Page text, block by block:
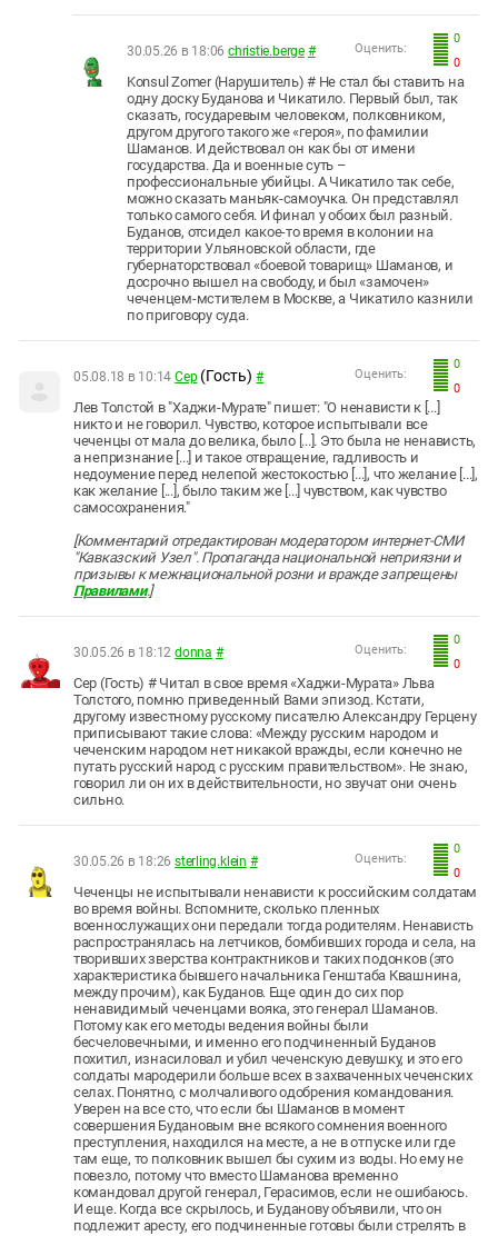
0
0
Оценить:
30.05.26 в 18:06 christie.berge #
Konsul Zomer (Нарушитель) # Не стал бы ставить на
одну доску Буданова и Чикатило. Первый был, так
сказать, государевым человеком, полковником,
другом другого такого же «героя», по фамилии
Шаманов. И действовал он как бы от имени
государства. Да и военные суть –
профессиональные убийцы. А Чикатило так себе,
можно сказать маньяк-самоучка. Он представлял
только самого себя. И финал у обоих был разный.
Буданов, отсидел какое-то время в колонии на
территории Ульяновской области, где
губернаторствовал «боевой товарищ» Шаманов, и
досрочно вышел на свободу, и был «замочен»
чеченцем-мстителем в Москве, а Чикатило казнили
по приговору суда.
0
0
Оценить:
05.08.18 в 10:14 Сер (Гость) #
Лев Толстой в "Хаджи-Мурате" пишет: "О ненависти к [...]
никто и не говорил. Чувство, которое испытывали все
чеченцы от мала до велика, было [...]. Это была не ненависть,
а непризнание [...] и такое отвращение, гадливость и
недоумение перед нелепой жестокостью [...], что желание [...],
как желание [...], было таким же [...] чувством, как чувство
самосохранения."
[Комментарий отредактирован модератором интернет-СМИ
"Кавказский Узел". Пропаганда национальной неприязни и
призывы к межнациональной розни и вражде запрещены
Правилами.]
0
0
Оценить:
30.05.26 в 18:12 donna #
Сер (Гость) # Читал в свое время «Хаджи-Мурата» Льва
Толстого, помню приведенный Вами эпизод. Кстати,
другому известному русскому писателю Александру Герцену
приписывают такие слова: «Между русским народом и
чеченским народом нет никакой вражды, если конечно не
путать русский народ с русским правительством». Не знаю,
говорил ли он их в действительности, но звучат они очень
сильно.
0
0
Оценить:
30.05.26 в 18:26 sterling.klein #
Чеченцы не испытывали ненависти к российским солдатам
во время войны. Вспомните, сколько пленных
военнослужащих они передали тогда родителям. Ненависть
распространялась на летчиков, бомбивших города и села, на
творивших зверства контрактников и таких подонков (это
характеристика бывшего начальника Генштаба Квашнина,
между прочим), как Буданов. Еще один до сих пор
ненавидимый чеченцами вояка, это генерал Шаманов.
Потому как его методы ведения войны были
бесчеловечными, и именно его подчиненный Буданов
похитил, изнасиловал и убил чеченскую девушку, и это его
солдаты мародерили больше всех в захваченных чеченских
селах. Понятно, с молчаливого одобрения командования.
Уверен на все сто, что если бы Шаманов в момент
совершения Будановым вне всякого сомнения военного
преступления, находился на месте, а не в отпуске или где
там еще, то полковник вышел бы сухим из воды. Но ему не
повезло, потому что вместо Шаманова временно
командовал другой генерал, Герасимов, если не ошибаюсь.
И еще. Когда все скрылось, и Буданову объявили, что он
подлежит аресту, его подчиненные готовы были стрелять в